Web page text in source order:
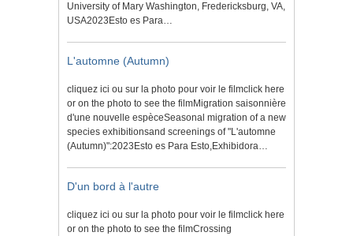
University of Mary Washington, Fredericksburg, VA,
USA2023Esto es Para…
L'automne (Autumn)
cliquez ici ou sur la photo pour voir le filmclick here
or on the photo to see the filmMigration saisonnière
d'une nouvelle espèceSeasonal migration of a new
species exhibitionsand screenings of "L'automne
(Autumn)":2023Esto es Para Esto,Exhibidora…
D'un bord à l'autre
cliquez ici ou sur la photo pour voir le filmclick here
or on the photo to see the filmCrossing